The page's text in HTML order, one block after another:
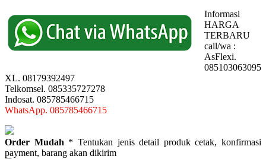
Informasi
HARGA
TERBARU
call/wa :
AsFlexi.
085103063095
XL. 08179392497
Telkomsel. 085335727278
Indosat. 085785466715
WhatsApp. 085785466715
Order Mudah * Tentukan jenis detail produk cetak, konfirmasi
payment, barang akan dikirim